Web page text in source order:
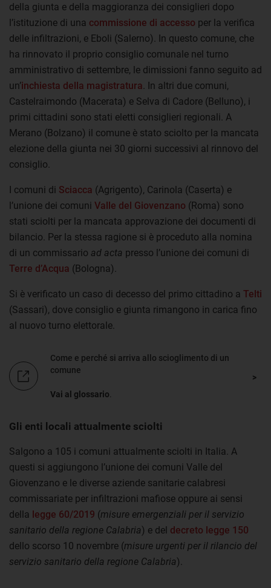
della giunta e della maggioranza dei consiglieri dopo
l’istituzione di una commissione di accesso per la verifica
delle infiltrazioni, e Eboli (Salerno). In questo comune, che
ha rinnovato il proprio consiglio comunale nel turno
amministrativo di settembre, le dimissioni fanno seguito ad
un’inchiesta della magistratura. In altri due comuni,
Castelraimondo (Macerata) e Selva di Cadore (Belluno), i
primi cittadini sono stati eletti consiglieri regionali. A
Merano (Bolzano) il comune è stato sciolto per la mancata
elezione della giunta nei 30 giorni successivi al rinnovo del
consiglio.
I comuni di Sciacca (Agrigento), Carinola (Caserta) e
l’unione dei comuni Valle del Giovenzano (Roma) sono
stati sciolti per la mancata approvazione dei documenti di
bilancio. Per la stessa ragione si è proceduto alla nomina
di un commissario ad acta presso l’unione dei comuni di
Terre d’Acqua (Bologna).
Si è verificato un caso di decesso del primo cittadino a Telti
(Sassari), dove consiglio e giunta rimangono in carica fino
al nuovo turno elettorale.
Come e perché si arriva allo scioglimento di un
comune
Vai al glossario
Gli enti locali attualmente sciolti
Salgono a 105 i comuni attualmente sciolti in Italia. A
questi si aggiungono l’unione dei comuni Valle del
Giovenzano e le diverse aziende sanitarie calabresi
commissariate per infiltrazioni mafiose oppure ai sensi
della legge 60/2019 (misure emergenziali per il servizio
sanitario della regione Calabria) e del decreto legge 150
dello scorso 10 novembre (misure urgenti per il rilancio del
servizio sanitario della regione Calabria).